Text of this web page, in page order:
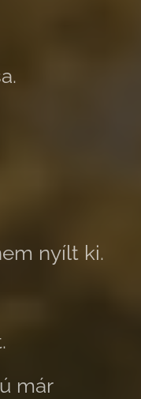
nyílt ki.
már